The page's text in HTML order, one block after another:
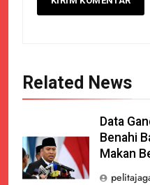
Related News
Data
Benahi
Makan